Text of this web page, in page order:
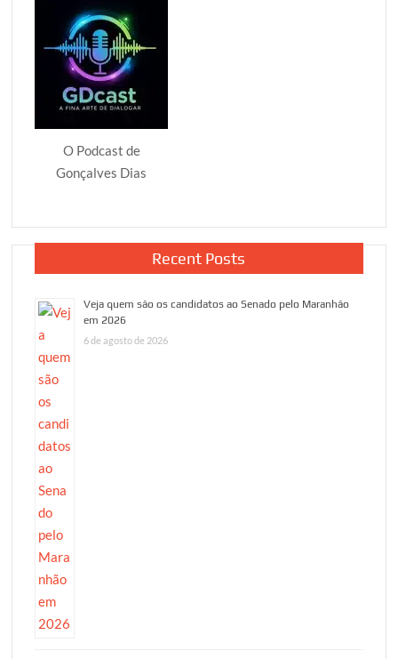
O Podcast de
Gonçalves Dias
Recent Posts
Veja quem são os candidatos ao Senado pelo Maranhão
em 2026
6 de agosto de 2026